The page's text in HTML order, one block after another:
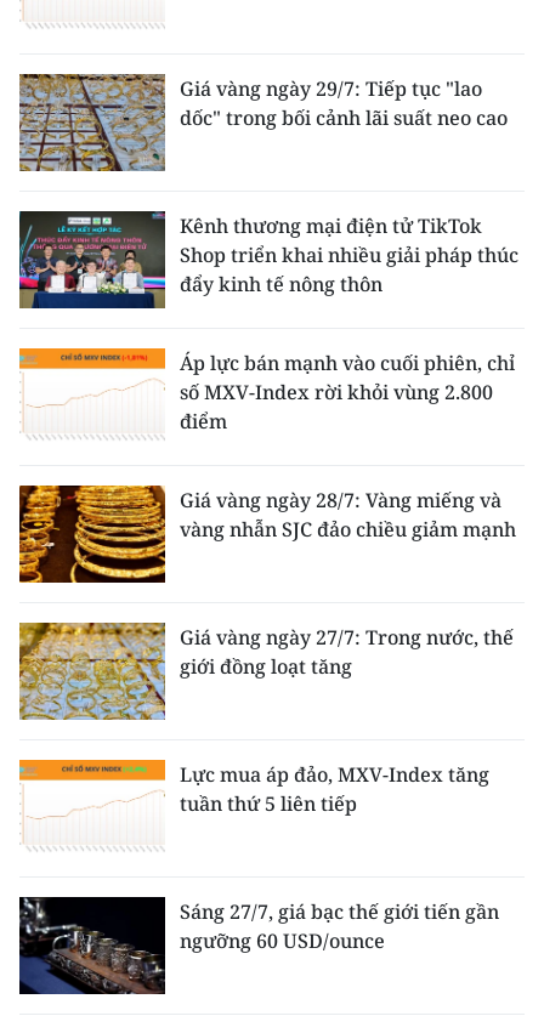
Giá vàng ngày 29/7: Tiếp tục "lao
dốc" trong bối cảnh lãi suất neo cao
Kênh thương mại điện tử TikTok
Shop triển khai nhiều giải pháp thúc
đẩy kinh tế nông thôn
Áp lực bán mạnh vào cuối phiên, chỉ
số MXV-Index rời khỏi vùng 2.800
điểm
Giá vàng ngày 28/7: Vàng miếng và
vàng nhẫn SJC đảo chiều giảm mạnh
Giá vàng ngày 27/7: Trong nước, thế
giới đồng loạt tăng
Lực mua áp đảo, MXV-Index tăng
tuần thứ 5 liên tiếp
Sáng 27/7, giá bạc thế giới tiến gần
ngưỡng 60 USD/ounce